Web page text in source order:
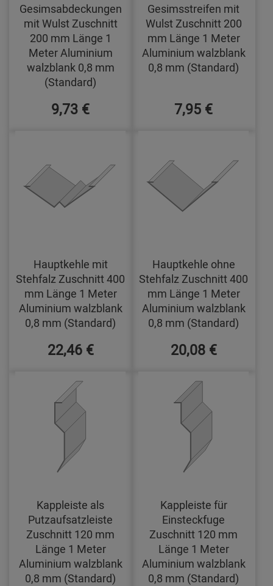
Gesimsabdeckungen
mit Wulst Zuschnitt
200 mm Länge 1
Meter Aluminium
walzblank 0,8 mm
(Standard)
9,73 €
Gesimsstreifen mit
Wulst Zuschnitt 200
mm Länge 1 Meter
Aluminium walzblank
0,8 mm (Standard)
7,95 €
Hauptkehle mit
Stehfalz Zuschnitt 400
mm Länge 1 Meter
Aluminium walzblank
0,8 mm (Standard)
22,46 €
Hauptkehle ohne
Stehfalz Zuschnitt 400
mm Länge 1 Meter
Aluminium walzblank
0,8 mm (Standard)
20,08 €
Kappleiste als
Putzaufsatzleiste
Zuschnitt 120 mm
Länge 1 Meter
Aluminium walzblank
0,8 mm (Standard)
Kappleiste für
Einsteckfuge
Zuschnitt 120 mm
Länge 1 Meter
Aluminium walzblank
0,8 mm (Standard)